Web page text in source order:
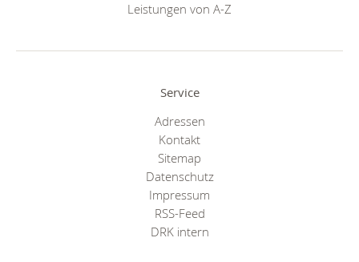
Leistungen von A-Z
Service
Adressen
Kontakt
Sitemap
Datenschutz
Impressum
RSS-Feed
DRK intern